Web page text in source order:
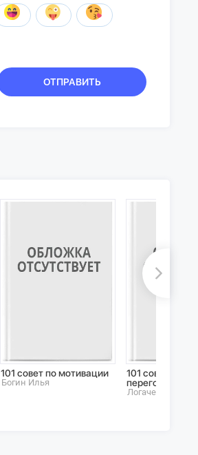
ОТПРАВИТЬ
101 совет по мотивации
Богин Илья
101 совет по
переговорам
Логачев C.